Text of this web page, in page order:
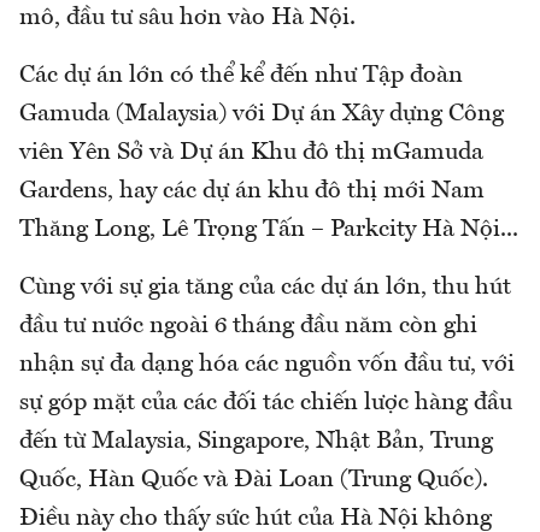
mô, đầu tư sâu hơn vào Hà Nội.
Các dự án lớn có thể kể đến như Tập đoàn
Gamuda (Malaysia) với Dự án Xây dựng Công
viên Yên Sở và Dự án Khu đô thị mGamuda
Gardens, hay các dự án khu đô thị mới Nam
Thăng Long, Lê Trọng Tấn – Parkcity Hà Nội...
Cùng với sự gia tăng của các dự án lớn, thu hút
đầu tư nước ngoài 6 tháng đầu năm còn ghi
nhận sự đa dạng hóa các nguồn vốn đầu tư, với
sự góp mặt của các đối tác chiến lược hàng đầu
đến từ Malaysia, Singapore, Nhật Bản, Trung
Quốc, Hàn Quốc và Đài Loan (Trung Quốc).
Điều này cho thấy sức hút của Hà Nội không